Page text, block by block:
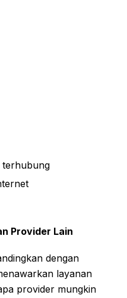
terhubung
Provider Lain
dengan
layanan
provider mungkin